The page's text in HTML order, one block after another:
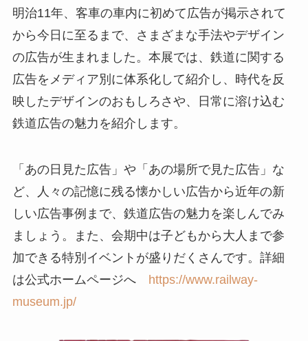
明治11年、客車の車内に初めて広告が掲示されて
から今日に至るまで、さまざまな手法やデザイン
の広告が生まれました。本展では、鉄道に関する
広告をメディア別に体系化して紹介し、時代を反
映したデザインのおもしろさや、日常に溶け込む
鉄道広告の魅力を紹介します。
「あの日見た広告」や「あの場所で見た広告」な
ど、人々の記憶に残る懐かしい広告から近年の新
しい広告事例まで、鉄道広告の魅力を楽しんでみ
ましょう。また、会期中は子どもから大人まで参
加できる特別イベントが盛りだくさんです。詳細
は公式ホームページへ
https://www.railway-
museum.jp/